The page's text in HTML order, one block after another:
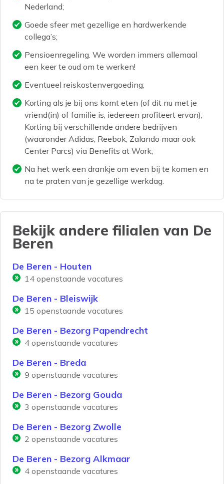
Nederland;
Goede sfeer met gezellige en hardwerkende
collega’s;
Pensioenregeling. We worden immers allemaal
een keer te oud om te werken!
Eventueel reiskostenvergoeding;
Korting als je bij ons komt eten (of dit nu met je
vriend(in) of familie is, iedereen profiteert ervan);
Korting bij verschillende andere bedrijven
(waaronder Adidas, Reebok, Zalando maar ook
Center Parcs) via Benefits at Work;
Na het werk een drankje om even bij te komen en
na te praten van je gezellige werkdag.
Bekijk andere filialen van De
Beren
De Beren - Houten
14 openstaande vacatures
De Beren - Bleiswijk
15 openstaande vacatures
De Beren - Bezorg Papendrecht
4 openstaande vacatures
De Beren - Breda
9 openstaande vacatures
De Beren - Bezorg Gouda
3 openstaande vacatures
De Beren - Bezorg Zwolle
2 openstaande vacatures
De Beren - Bezorg Alkmaar
4 openstaande vacatures